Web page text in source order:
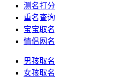
测名打分
重名查询
宝宝取名
情侣网名
男孩取名
女孩取名